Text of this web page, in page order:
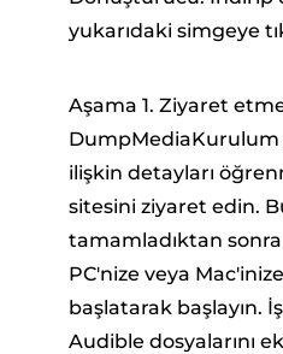
yukarıdaki simgeye
Aşama 1. Ziyaret
ilişkin detayları
sitesini ziyaret edin.
tamamladıktan
PC'nize veya
başlatarak başlayın.
Audible dosyalarını